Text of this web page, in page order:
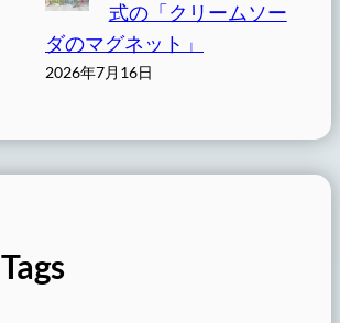
式の「クリームソー
ダのマグネット」
2026年7月16日
Tags